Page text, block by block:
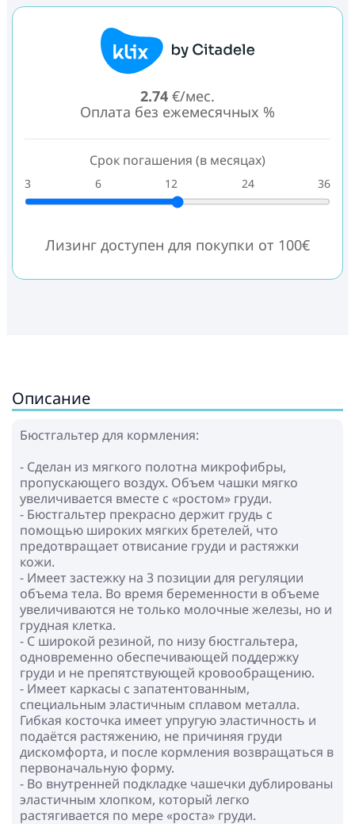
2.74 €/мес.
Оплата без ежемесячных %
Срок погашения (в месяцах)
3 6 12 24 36
Лизинг доступен для покупки от 100€
Описание
Бюстгальтер для кормления:
- Сделан из мягкого полотна микрофибры,
пропускающего воздух. Объем чашки мягко
увеличивается вместе с «ростом» груди.
- Бюстгальтер прекрасно держит грудь с
помощью широких мягких бретелей, что
предотвращает отвисание груди и растяжки
кожи.
- Имеет застежку на 3 позиции для регуляции
объема тела. Во время беременности в объеме
увеличиваются не только молочные железы, но и
грудная клетка.
- С широкой резиной, по низу бюстгальтера,
одновременно обеспечивающей поддержку
груди и не препятствующей кровообращению.
- Имеет каркасы с запатентованным,
специальным эластичным сплавом металла.
Гибкая косточка имеет упругую эластичность и
подаётся растяжению, не причиняя груди
дискомфорта, и после кормления возвращаться в
первоначальную форму.
- Во внутренней подкладке чашечки дублированы
эластичным хлопком, который легко
растягивается по мере «роста» груди.